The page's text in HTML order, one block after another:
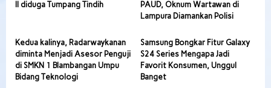
II diduga Tumpang Tindih
PAUD, Oknum Wartawan di
Lampura Diamankan Polisi
Kedua kalinya, Radarwaykanan
diminta Menjadi Asesor Penguji
di SMKN 1 Blambangan Umpu
Bidang Teknologi
Samsung Bongkar Fitur Galaxy
S24 Series Mengapa Jadi
Favorit Konsumen, Unggul
Banget